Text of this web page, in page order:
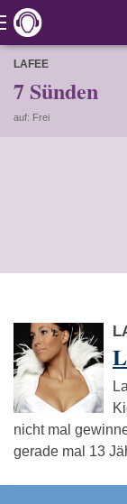
LAFEE
7 Sünden
auf: Frei
nicht mal
gerade mal 13